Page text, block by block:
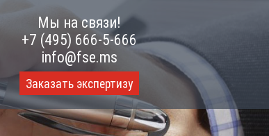
Мы на связи!
+7 (495) 666-5-666
info@fse.ms
Заказать экспертизу